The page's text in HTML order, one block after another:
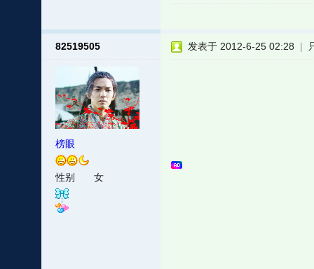
82519505
榜眼
性别 女
发表于 2012-6-25 02:28 |